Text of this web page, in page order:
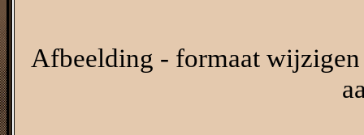
Afbeelding - formaat